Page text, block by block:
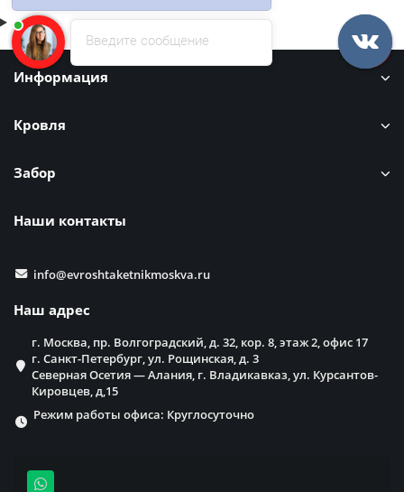
Информация
Кровля
Забор
Наши контакты
info@evroshtaketnikmoskva.ru
Наш адрес
г. Москва, пр. Волгоградский, д. 32, кор. 8, этаж 2, офис 17
г. Санкт-Петербург, ул. Рощинская, д. 3
Северная Осетия — Алания, г. Владикавказ, ул. Курсантов-
Кировцев, д,15
Режим работы офиса: Круглосуточно
Введите сообщение